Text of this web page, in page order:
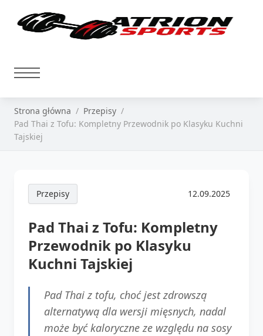
Strona główna
Przepisy
Pad Thai z Tofu: Kompletny Przewodnik po Klasyku Kuchni
Tajskiej
Przepisy 12.09.2025
Pad Thai z Tofu: Kompletny
Przewodnik po Klasyku
Kuchni Tajskiej
Pad Thai z tofu, choć jest zdrowszą
alternatywą dla wersji mięsnych, nadal
może być kaloryczne ze względu na sosy